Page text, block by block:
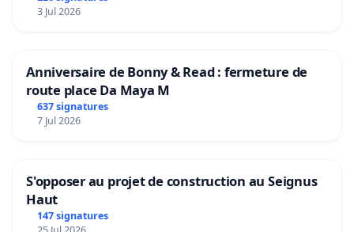
3 Jul 2026
Anniversaire de Bonny & Read : fermeture de
route place Da Maya M
637 signatures
7 Jul 2026
S'opposer au projet de construction au Seignus
Haut
147 signatures